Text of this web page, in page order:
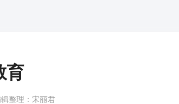
育
整理：宋丽君